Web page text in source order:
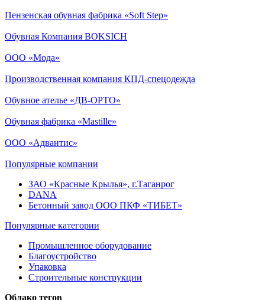
Пензенская обувная фабрика «Soft Step»
Обувная Компания BOKSICH
ООО «Мода»
Производственная компания КПД-спецодежда
Обувное ателье «ДВ-ОРТО»
Обувная фабрика «Mastille»
ООО «Адвантис»
Популярные компании
ЗАО «Красные Крылья», г.Таганрог
DANA
Бетонный завод ООО ПКФ «ТИБЕТ»
Популярные категории
Промышленное оборудование
Благоустройство
Упаковка
Строительные конструкции
Облако тегов